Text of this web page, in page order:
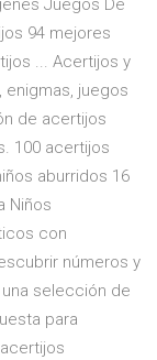
Juegos De
94 mejores
... Acertijos y
enigmas, juegos
de acertijos
100 acertijos
aburridos 16
Niños
con
números y
selección de
para